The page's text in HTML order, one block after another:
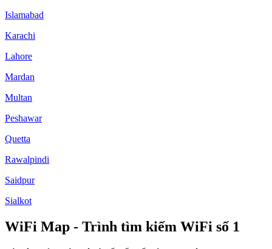
Islamabad
Karachi
Lahore
Mardan
Multan
Peshawar
Quetta
Rawalpindi
Saidpur
Sialkot
WiFi Map - Trình tìm kiếm WiFi số 1